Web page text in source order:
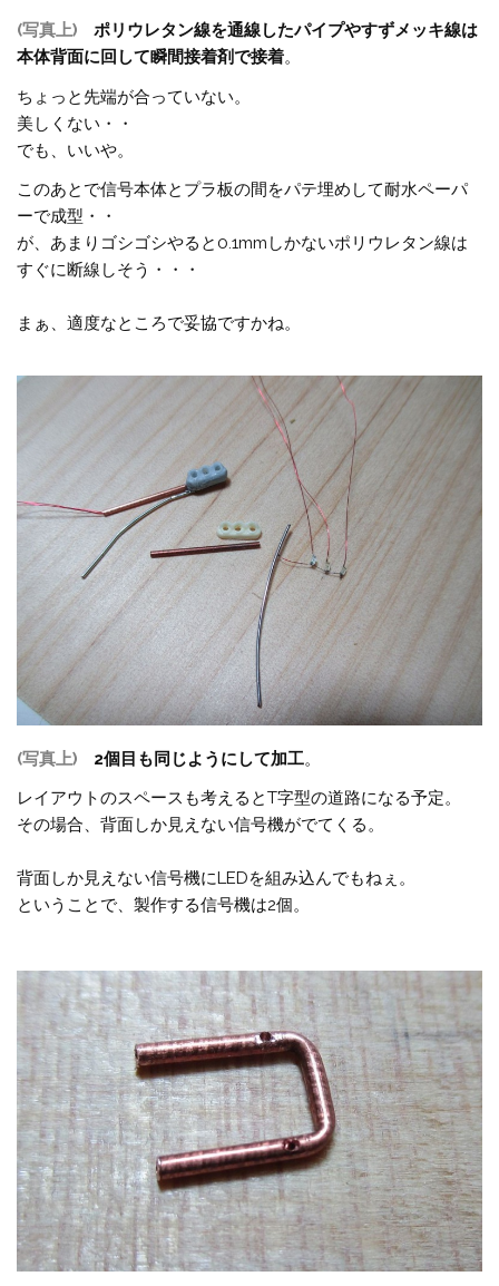
(写真上)
ポリウレタン線を通線したパイプやすずメッキ線は
本体背面に回して瞬間接着剤で接着。
ちょっと先端が合っていない。
美しくない・・
でも、いいや。
このあとで信号本体とプラ板の間をパテ埋めして耐水ペーパ
ーで成型・・
が、あまりゴシゴシやると0.1mmしかないポリウレタン線は
すぐに断線しそう・・・
まぁ、適度なところで妥協ですかね。
(写真上) 2個目も同じようにして加工。
レイアウトのスペースも考えるとT字型の道路になる予定。
その場合、背面しか見えない信号機がでてくる。
背面しか見えない信号機にLEDを組み込んでもねぇ。
ということで、製作する信号機は2個。